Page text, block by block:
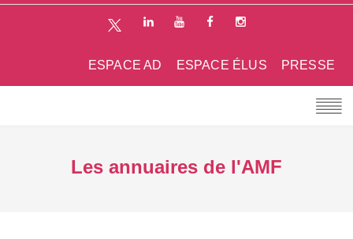
PRESSE
ESPACE ÉLUS
ESPACE AD
Les annuaires de l'AMF